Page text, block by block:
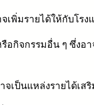
เพิ่มรายได้ให้กับโรง
กิจกรรมอื่น ๆ ซึ่งอา
เป็นแหล่งรายได้เสริ